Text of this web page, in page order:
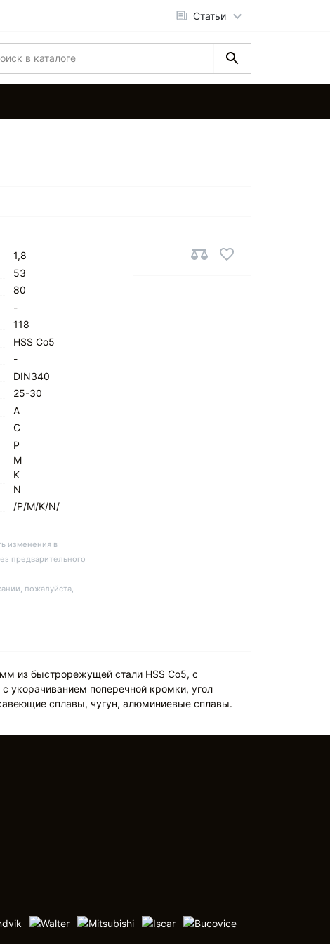
Статьи
1,8
53
80
-
118
HSS Co5
-
DIN340
25-30
A
C
P
M
K
N
/P/M/K/N/
изменения в
предварительного
пожалуйста,
из быстрорежущей стали HSS Co5, с
укорачиванием поперечной кромки, угол
сплавы, чугун, алюминиевые сплавы.